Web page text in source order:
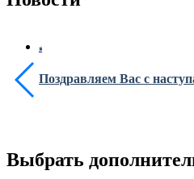
Поздравляем Вас с
Выбрать